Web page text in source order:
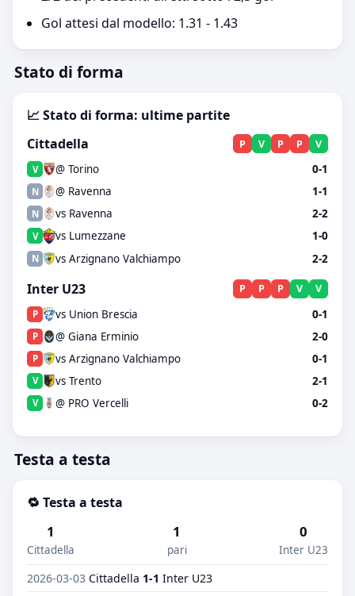
Gol attesi dal modello: 1.31 - 1.43
Stato di forma
📈 Stato di forma: ultime partite
Cittadella
P V P P V
V @ Torino 0-1
N @ Ravenna 1-1
N vs Ravenna 2-2
V vs Lumezzane 1-0
N vs Arzignano Valchiampo 2-2
Inter U23 P P P V V
P vs Union Brescia 0-1
P @ Giana Erminio 2-0
P vs Arzignano Valchiampo 0-1
V vs Trento 2-1
V @ PRO Vercelli 0-2
Testa a testa
🔁 Testa a testa
1
Cittadella
1
pari
0
Inter U23
2026-03-03 Cittadella 1-1 Inter U23